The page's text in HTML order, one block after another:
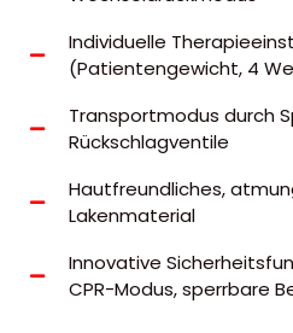
Individuelle
(Patientengewicht, 4
Transportmodus durch
Rückschlagventile
Hautfreundliches,
Lakenmaterial
Innovative
CPR-Modus, sperrbare